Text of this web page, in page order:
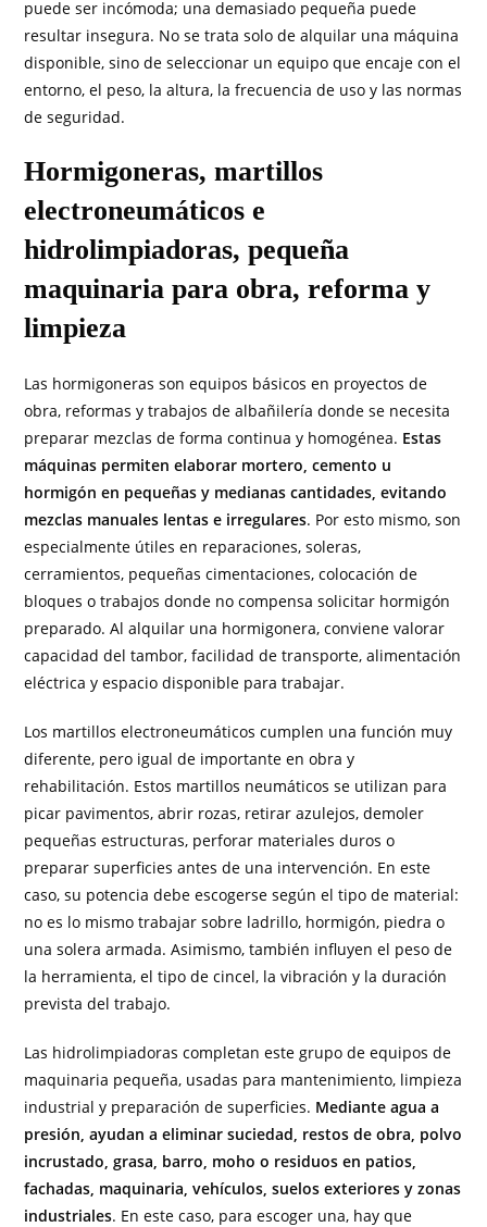
puede ser incómoda; una demasiado pequeña puede
resultar insegura. No se trata solo de alquilar una máquina
disponible, sino de seleccionar un equipo que encaje con el
entorno, el peso, la altura, la frecuencia de uso y las normas
de seguridad.
Hormigoneras, martillos
electroneumáticos e
hidrolimpiadoras, pequeña
maquinaria para obra, reforma y
limpieza
Las hormigoneras son equipos básicos en proyectos de
obra, reformas y trabajos de albañilería donde se necesita
preparar mezclas de forma continua y homogénea. Estas
máquinas permiten elaborar mortero, cemento u
hormigón en pequeñas y medianas cantidades, evitando
mezclas manuales lentas e irregulares. Por esto mismo, son
especialmente útiles en reparaciones, soleras,
cerramientos, pequeñas cimentaciones, colocación de
bloques o trabajos donde no compensa solicitar hormigón
preparado. Al alquilar una hormigonera, conviene valorar
capacidad del tambor, facilidad de transporte, alimentación
eléctrica y espacio disponible para trabajar.
Los martillos electroneumáticos cumplen una función muy
diferente, pero igual de importante en obra y
rehabilitación. Estos martillos neumáticos se utilizan para
picar pavimentos, abrir rozas, retirar azulejos, demoler
pequeñas estructuras, perforar materiales duros o
preparar superficies antes de una intervención. En este
caso, su potencia debe escogerse según el tipo de material:
no es lo mismo trabajar sobre ladrillo, hormigón, piedra o
una solera armada. Asimismo, también influyen el peso de
la herramienta, el tipo de cincel, la vibración y la duración
prevista del trabajo.
Las hidrolimpiadoras completan este grupo de equipos de
maquinaria pequeña, usadas para mantenimiento, limpieza
industrial y preparación de superficies. Mediante agua a
presión, ayudan a eliminar suciedad, restos de obra, polvo
incrustado, grasa, barro, moho o residuos en patios,
fachadas, maquinaria, vehículos, suelos exteriores y zonas
industriales. En este caso, para escoger una, hay que